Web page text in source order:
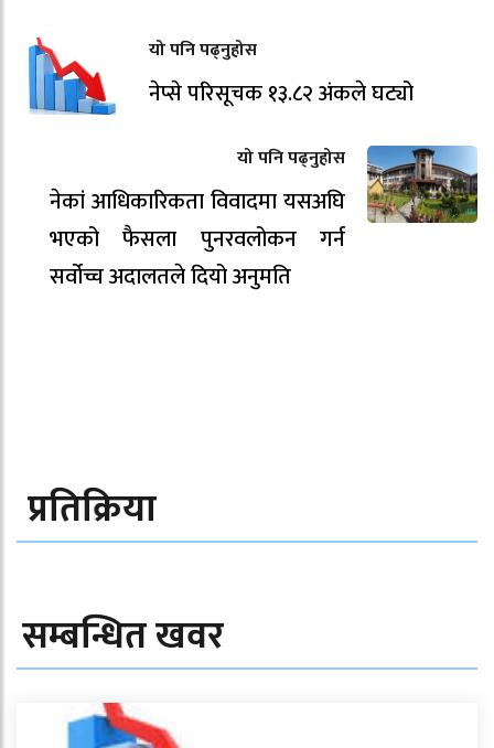
यो पनि पढ्नुहोस
नेप्से परिसूचक १३.८२ अंकले घट्यो
यो पनि पढ्नुहोस
नेकां आधिकारिकता विवादमा यसअघि
भएको फैसला पुनरवलोकन गर्न
सर्वोच्च अदालतले दियो अनुमति
प्रतिक्रिया
सम्बन्धित खवर